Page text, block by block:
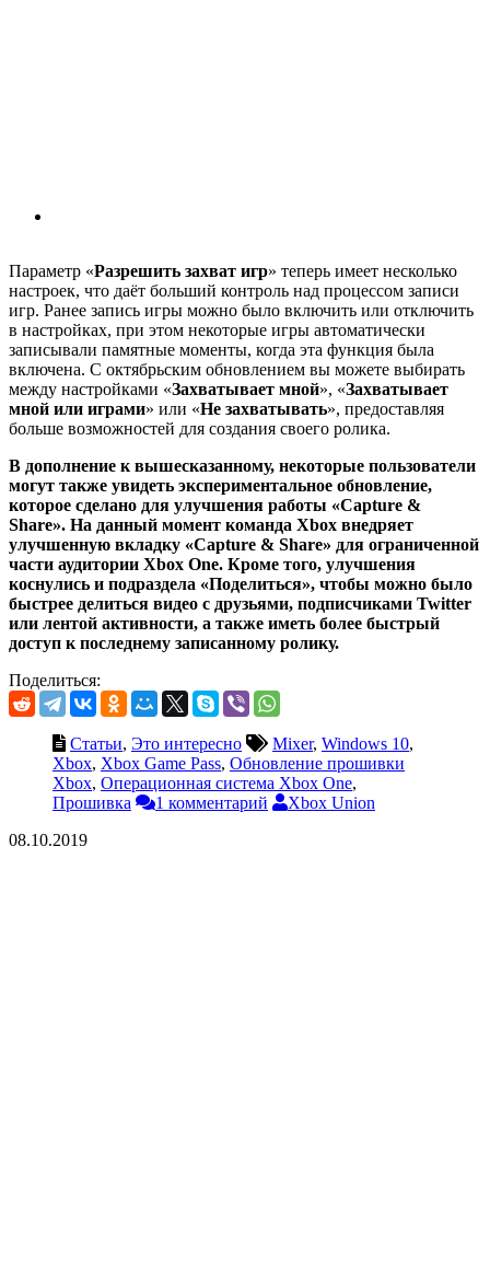
Параметр «Разрешить захват игр» теперь имеет несколько
настроек, что даёт больший контроль над процессом записи
игр. Ранее запись игры можно было включить или отключить
в настройках, при этом некоторые игры автоматически
записывали памятные моменты, когда эта функция была
включена. С октябрьским обновлением вы можете выбирать
между настройками «Захватывает мной», «Захватывает
мной или играми» или «Не захватывать», предоставляя
больше возможностей для создания своего ролика.
В дополнение к вышесказанному, некоторые пользователи
могут также увидеть экспериментальное обновление,
которое сделано для улучшения работы «Capture &
Share». На данный момент команда Xbox внедряет
улучшенную вкладку «Capture & Share» для ограниченной
части аудитории Xbox One. Кроме того, улучшения
коснулись и подраздела «Поделиться», чтобы можно было
быстрее делиться видео с друзьями, подписчиками Twitter
или лентой активности, а также иметь более быстрый
доступ к последнему записанному ролику.
Поделиться:
Статьи, Это интересно Mixer, Windows 10,
Xbox, Xbox Game Pass, Обновление прошивки
Xbox, Операционная система Xbox One,
Прошивка
1 комментарий
Xbox Union
08.10.2019